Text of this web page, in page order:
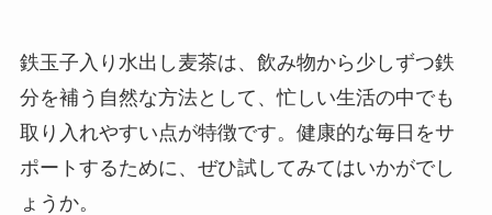
鉄玉子入り水出し麦茶は、飲み物から少しずつ鉄
分を補う自然な方法として、忙しい生活の中でも
取り入れやすい点が特徴です。健康的な毎日をサ
ポートするために、ぜひ試してみてはいかがでし
ょうか。